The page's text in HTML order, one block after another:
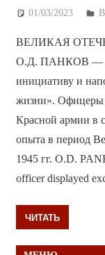
01/03/2023
ВЕЛИКАЯ
О.Д. ПАНКОВ —
инициативу и
жизни». Офицеры
Красной армии в
опыта в период
1945 гг. O.D.
officer displayed
ЧИТАТЬ